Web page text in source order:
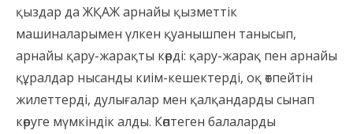
қыздар да ЖҚАЖ арнайы қызметтік
машиналарымен үлкен қуанышпен танысып,
арнайы қару-жарақты көрді: қару-жарақ пен арнайы
құралдар нысанды киім-кешектерді, оқ өтпейтін
жилеттерді, дулығалар мен қалқандарды сынап
көруге мүмкіндік алды. Көптеген балаларды